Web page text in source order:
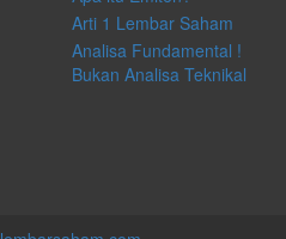
Arti 1 Lembar Saham
Analisa Fundamental !
Bukan Analisa Teknikal